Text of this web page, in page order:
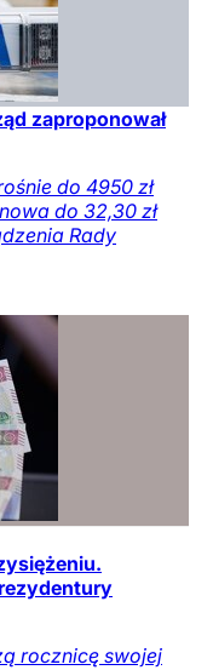
zaproponował
do 4950 zł
do 32,30 zł
Rady
rocznicę swojej